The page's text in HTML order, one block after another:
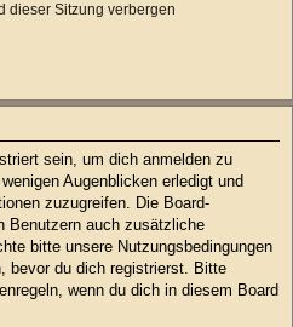
dieser Sitzung verbergen
sein, um dich anmelden zu
Augenblicken erledigt und
zuzugreifen. Die Board-
Benutzern auch zusätzliche
bitte unsere Nutzungsbedingungen
bevor du dich registrierst. Bitte
wenn du dich in diesem Board